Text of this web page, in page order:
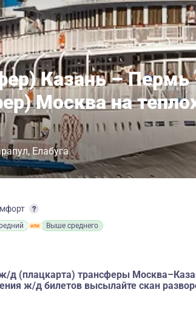
Казань – Пермь
Москва на
Елабуга
Выше среднего
д (плацкарта) трансферы
ж/д билетов высылайте скан